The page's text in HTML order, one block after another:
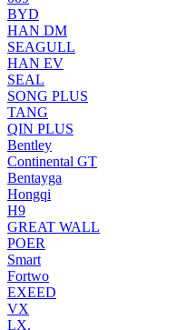
BYD
HAN DM
SEAGULL
HAN EV
SEAL
SONG PLUS
TANG
QIN PLUS
Bentley
Continental GT
Bentayga
Hongqi
H9
GREAT WALL
POER
Smart
Fortwo
EXEED
VX
LX.